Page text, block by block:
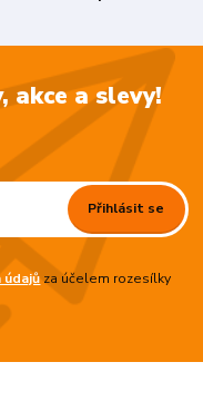
akce a slevy!
Přihlásit se
údajůza účelem rozesílky